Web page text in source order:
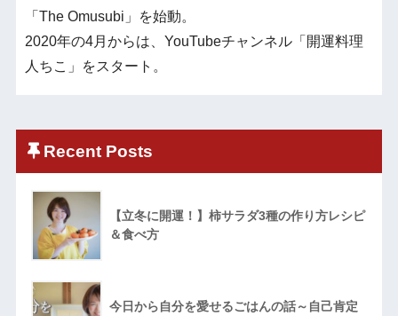
「The Omusubi」を始動。
2020年の4月からは、YouTubeチャンネル「開運料理
人ちこ」をスタート。
Recent Posts
【立冬に開運！】柿サラダ3種の作り方レシピ
＆食べ方
今日から自分を愛せるごはんの話～自己肯定